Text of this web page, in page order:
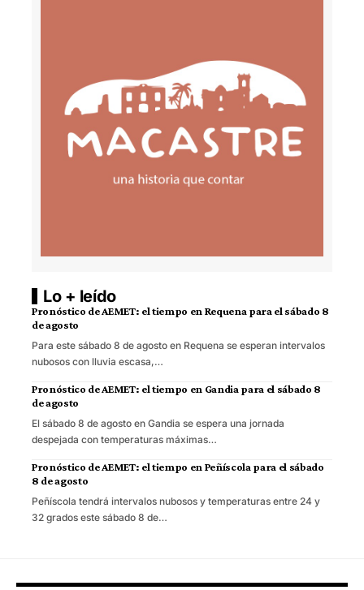
Lo + leído
Pronóstico de AEMET: el tiempo en Requena para el sábado 8
de agosto
Para este sábado 8 de agosto en Requena se esperan intervalos
nubosos con lluvia escasa,…
Pronóstico de AEMET: el tiempo en Gandia para el sábado 8
de agosto
El sábado 8 de agosto en Gandia se espera una jornada
despejada con temperaturas máximas…
Pronóstico de AEMET: el tiempo en Peñíscola para el sábado
8 de agosto
Peñíscola tendrá intervalos nubosos y temperaturas entre 24 y
32 grados este sábado 8 de…